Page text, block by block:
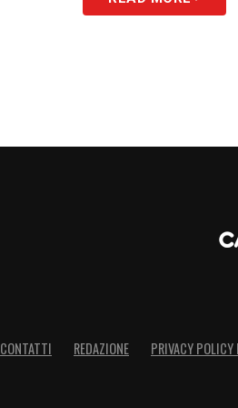
CONTATTI REDAZIONE PRIVACY